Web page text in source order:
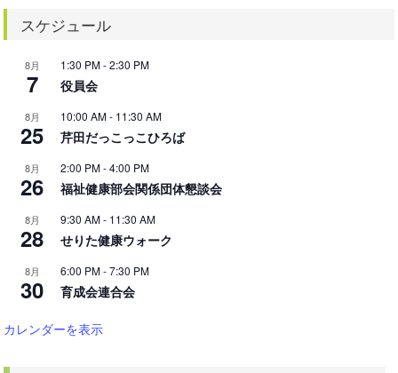
スケジュール
8月
7
1:30 PM-2:30 PM
役員会
8月
25
10:00 AM- 11:30 AM
芹田だっこっこひろば
8月
26
2:00 PM-4:00 PM
福祉健康部会関係団体懇談会
8月
28
9:30 AM- 11:30 AM
せりた健康ウォーク
8月
30
6:00 PM-7:30 PM
育成会連合会
カレンダーを表示